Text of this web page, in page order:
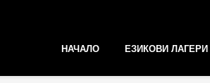
НАЧАЛО ЕЗИКОВИ ЛАГЕРИ